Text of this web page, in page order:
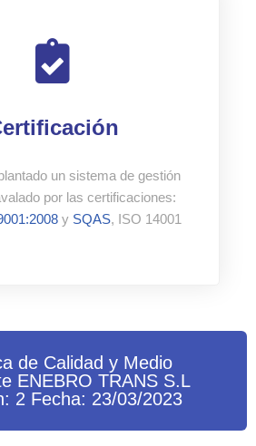
un sistema de gestión
por las certificaciones:
y SQAS, ISO 14001
de Calidad y Medio
ENEBRO TRANS S.L
2 Fecha: 23/03/2023